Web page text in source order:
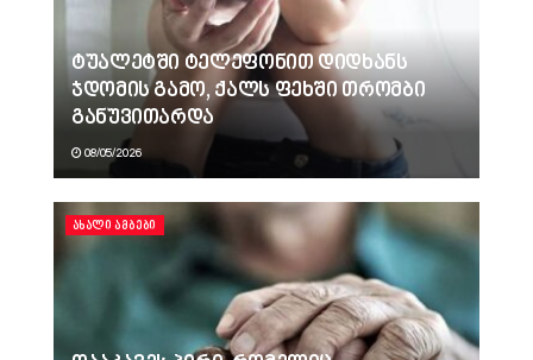
ტუალეტში ტელეფონით დიდხანს
ჯდომის გამო, ქალს ფეხში თრომბი
განუვითარდა
08/05/2026
ᲐᲮᲐᲚᲘ ᲐᲛᲑᲔᲑᲘ